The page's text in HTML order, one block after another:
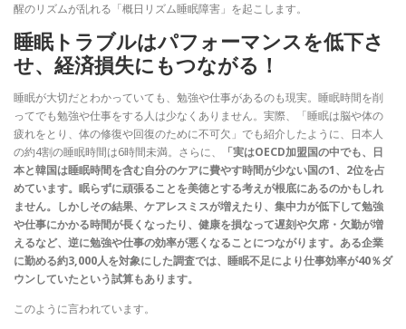
醒のリズムが乱れる「概日リズム睡眠障害」を起こします。
睡眠トラブルはパフォーマンスを低下さ
せ、経済損失にもつながる！
睡眠が大切だとわかっていても、勉強や仕事があるのも現実。睡眠時間を削
ってでも勉強や仕事をする人は少なくありません。実際、「睡眠は脳や体の
疲れをとり、体の修復や回復のために不可欠」でも紹介したように、日本人
の約4割の睡眠時間は6時間未満。さらに、
「実はOECD加盟国の中でも、日
本と韓国は睡眠時間を含む自分のケアに費やす時間が少ない国の1、2位を占
めています。眠らずに頑張ることを美徳とする考えが根底にあるのかもしれ
ません。しかしその結果、ケアレスミスが増えたり、集中力が低下して勉強
や仕事にかかる時間が長くなったり、健康を損なって遅刻や欠席・欠勤が増
えるなど、逆に勉強や仕事の効率が悪くなることにつながります。ある企業
に勤める約3,000人を対象にした調査では、睡眠不足により仕事効率が40％ダ
ウンしていたという試算もあります。
このように言われています。